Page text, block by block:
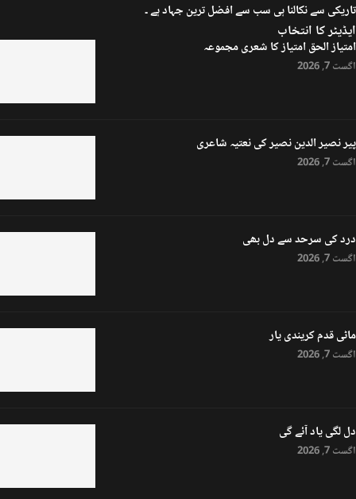
تاریکی سے نکالنا ہی سب سے افضل ترین جہاد ہے ۔
ایڈیٹر کا انتخاب
امتیاز الحق امتیاز کا شعری مجموعہ
اگست 7, 2026
پیر نصیر الدین نصیر کی نعتیہ شاعری
اگست 7, 2026
درد کی سرحد سے دل بھی
اگست 7, 2026
ماٹی قدم کریندی یار
اگست 7, 2026
دل لگی یاد آئے گی
اگست 7, 2026